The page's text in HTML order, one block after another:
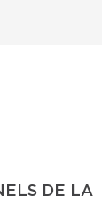
DE LA